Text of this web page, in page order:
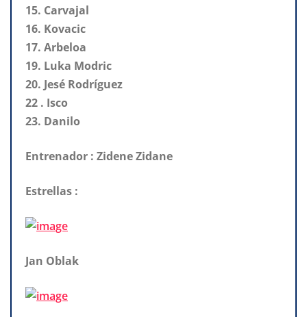
15. Carvajal
16. Kovacic
17. Arbeloa
19. Luka Modric
20. Jesé Rodríguez
22 . Isco
23. Danilo
Entrenador : Zidene Zidane
Estrellas :
Jan Oblak